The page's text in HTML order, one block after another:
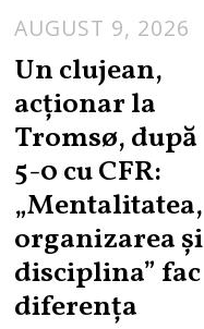
AUGUST 9, 2026
Un clujean,
acționar la
Tromsø, după
5-0 cu CFR:
„Mentalitatea,
organizarea și
disciplina” fac
diferența